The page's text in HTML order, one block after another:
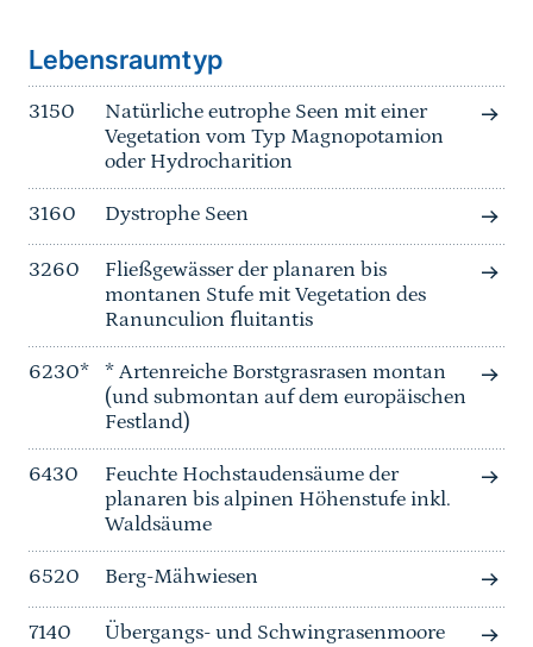
Lebensraumtyp
3150
Natürliche eutrophe Seen mit einer
Vegetation vom Typ Magnopotamion
oder Hydrocharition
3160 Dystrophe Seen
3260
Fließgewässer der planaren bis
montanen Stufe mit Vegetation des
Ranunculion fluitantis
6230*
* Artenreiche Borstgrasrasen montan
(und submontan auf dem europäischen
Festland)
6430
Feuchte Hochstaudensäume der
planaren bis alpinen Höhenstufe inkl.
Waldsäume
6520 Berg-Mähwiesen
7140 Übergangs- und Schwingrasenmoore